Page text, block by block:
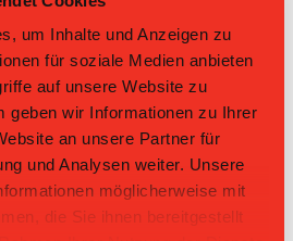
um Inhalte und Anzeigen zu
für soziale Medien anbieten
auf unsere Website zu
geben wir Informationen zu Ihrer
an unsere Partner für
und Analysen weiter. Unsere
möglicherweise mit
die Sie ihnen bereitgestellt
Gast Resultat
Lejon Zäziwil
Berner
Oberland II
14:2